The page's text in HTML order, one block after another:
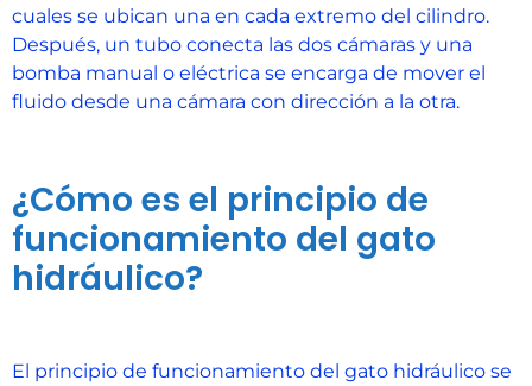
cuales se ubican una en cada extremo del cilindro.
Después, un tubo conecta las dos cámaras y una
bomba manual o eléctrica se encarga de mover el
fluido desde una cámara con dirección a la otra.
¿Cómo es el principio de
funcionamiento del gato
hidráulico?
El principio de funcionamiento del gato hidráulico se